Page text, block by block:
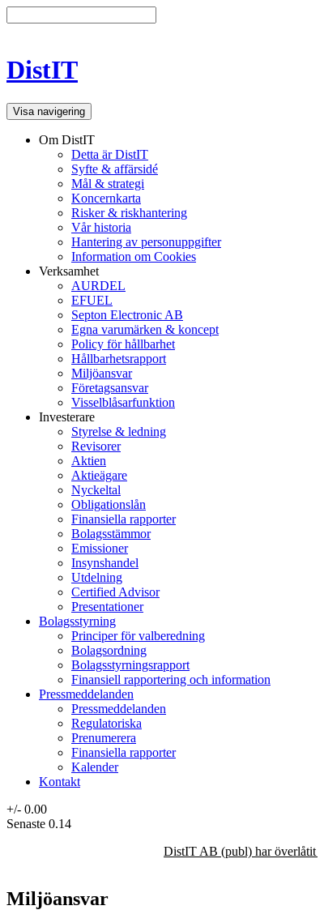
DistIT
Visa navigering
Om DistIT
Detta är DistIT
Syfte & affärsidé
Mål & strategi
Koncernkarta
Risker & riskhantering
Vår historia
Hantering av personuppgifter
Information om Cookies
Verksamhet
AURDEL
EFUEL
Septon Electronic AB
Egna varumärken & koncept
Policy för hållbarhet
Hållbarhetsrapport
Miljöansvar
Företagsansvar
Visselblåsarfunktion
Investerare
Styrelse & ledning
Revisorer
Aktien
Aktieägare
Nyckeltal
Obligationslån
Finansiella rapporter
Bolagsstämmor
Emissioner
Insynshandel
Utdelning
Certified Advisor
Presentationer
Bolagsstyrning
Principer för valberedning
Bolagsordning
Bolagsstyrningsrapport
Finansiell rapportering och information
Pressmeddelanden
Pressmeddelanden
Regulatoriska
Prenumerera
Finansiella rapporter
Kalender
Kontakt
+/- 0.00
Senaste 0.14
DistIT AB (publ) har överlåtit
Miljöansvar